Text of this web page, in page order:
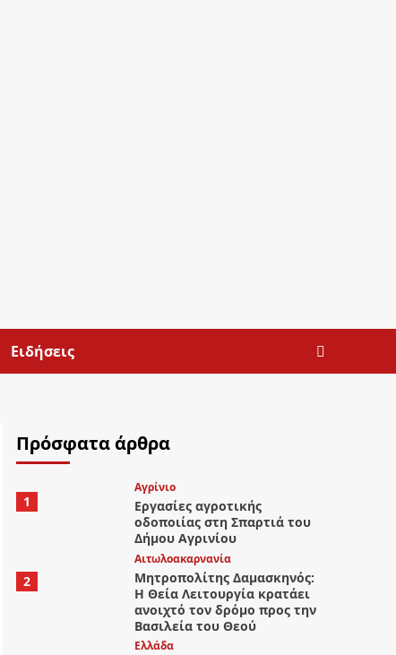
Ειδήσεις
Πρόσφατα άρθρα
1
Aγρίνιο
Εργασίες αγροτικής
οδοποιίας στη Σπαρτιά του
Δήμου Αγρινίου
2
Αιτωλοακαρνανία
Μητροπολίτης Δαμασκηνός:
Η Θεία Λειτουργία κρατάει
ανοιχτό τον δρόμο προς την
Βασιλεία του Θεού
Ελλάδα